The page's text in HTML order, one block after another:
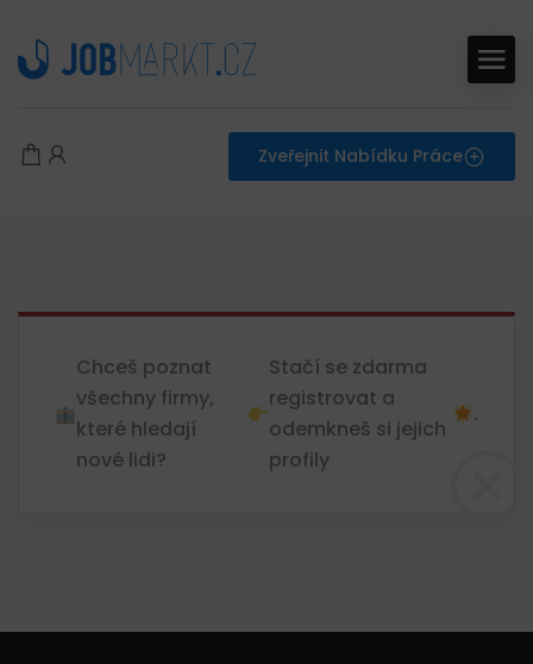
Zveřejnit Nabídku Práce
Chceš poznat
všechny firmy,
které hledají
nové lidi?
Stačí se zdarma
registrovat a
odemkneš si jejich
profily
.